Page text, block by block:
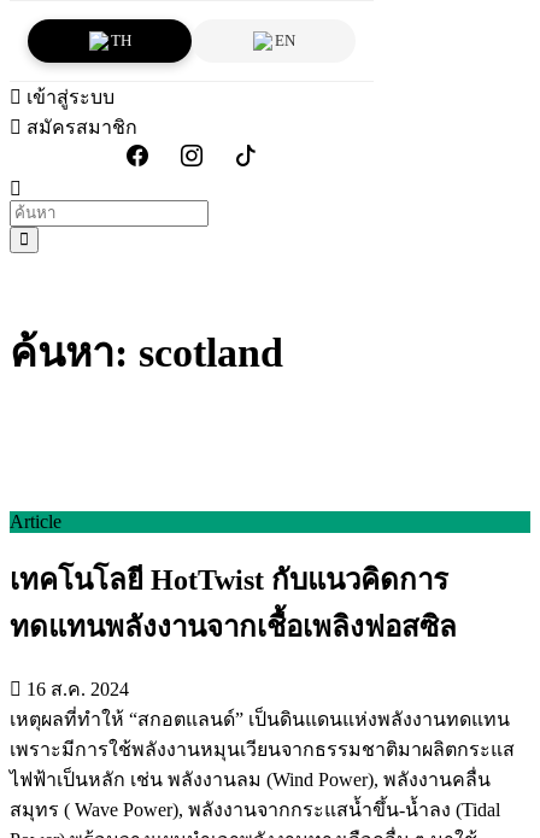
TH EN
เข้าสู่ระบบ
สมัครสมาชิก
ค้นหา: scotland
Article
เทคโนโลยี HotTwist กับแนวคิดการ
ทดแทนพลังงานจากเชื้อเพลิงฟอสซิล
16 ส.ค. 2024
เหตุผลที่ทำให้ “สกอตแลนด์” เป็นดินแดนแห่งพลังงานทดแทน
เพราะมีการใช้พลังงานหมุนเวียนจากธรรมชาติมาผลิตกระแส
ไฟฟ้าเป็นหลัก เช่น พลังงานลม (Wind Power), พลังงานคลื่น
สมุทร ( Wave Power), พลังงานจากกระแสน้ำขึ้น-น้ำลง (Tidal